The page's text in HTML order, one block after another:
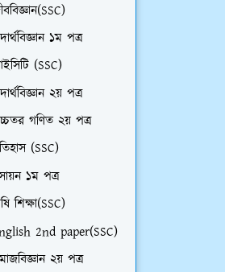
১ম পত্র
(SSC)
২য় পত্র
গণিত ২য় পত্র
(SSC)
১ম পত্র
শিক্ষা(SSC)
2nd paper(SSC)
২য় পত্র